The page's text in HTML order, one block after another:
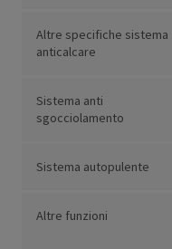
Altre specifiche sistema
anticalcare
Sistema anti
sgocciolamento
Sistema autopulente
Altre funzioni